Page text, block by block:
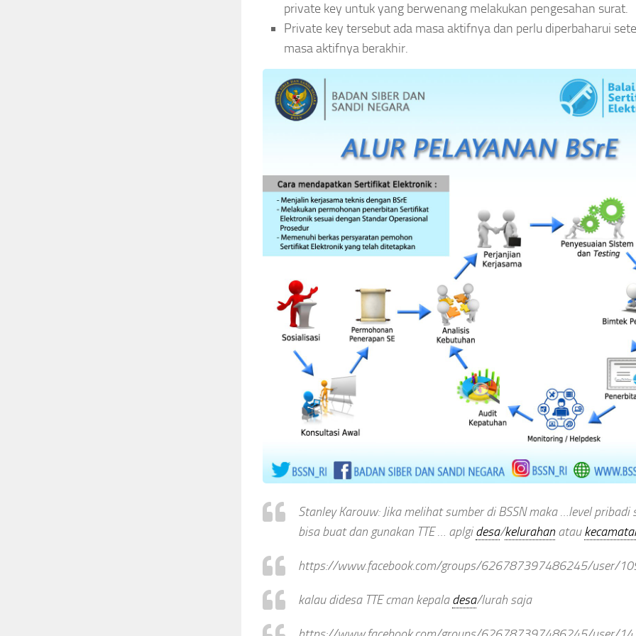
private key untuk yang berwenang melakukan pengesahan surat.
Private key tersebut ada masa aktifnya dan perlu diperbaharui
masa aktifnya berakhir.
Stanley Karouw: Jika melihat sumber di BSSN maka …level pribadi
bisa buat dan gunakan TTE … aplgidesa/kelurahanatau
https://www.facebook.com/groups/626787397486245/user/
kalau didesa TTE cman kepaladesa/lurah saja